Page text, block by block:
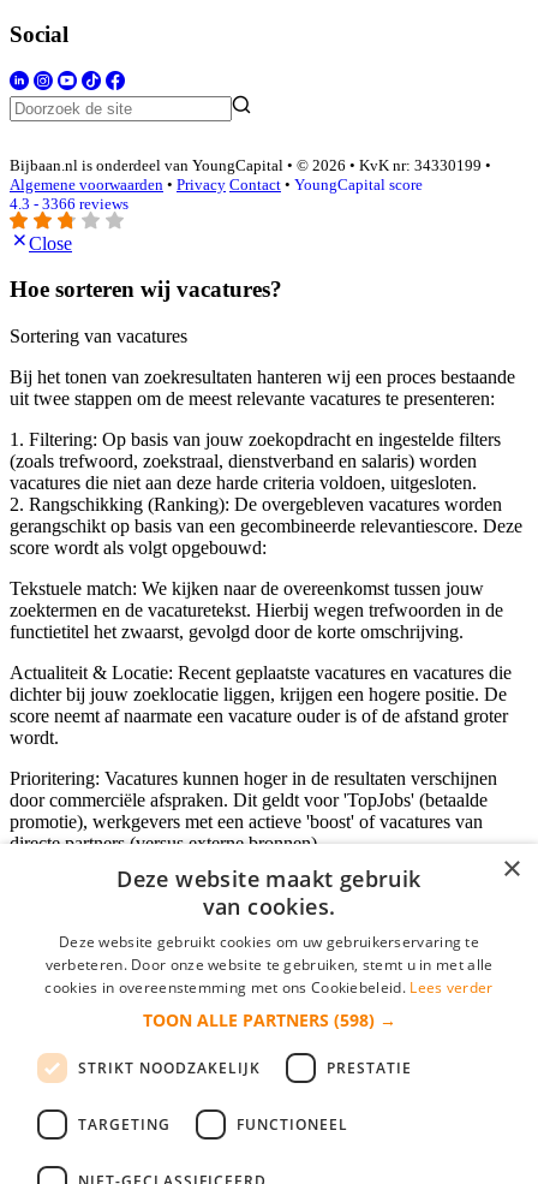
Social
Bijbaan.nl is onderdeel van YoungCapital • © 2026 • KvK nr: 34330199 •
Algemene voorwaarden • Privacy Contact • YoungCapital score
4.3 - 3366 reviews
Close
Hoe sorteren wij vacatures?
Sortering van vacatures
Bij het tonen van zoekresultaten hanteren wij een proces bestaande
uit twee stappen om de meest relevante vacatures te presenteren:
1. Filtering: Op basis van jouw zoekopdracht en ingestelde filters
(zoals trefwoord, zoekstraal, dienstverband en salaris) worden
vacatures die niet aan deze harde criteria voldoen, uitgesloten.
2. Rangschikking (Ranking): De overgebleven vacatures worden
gerangschikt op basis van een gecombineerde relevantiescore. Deze
score wordt als volgt opgebouwd:
Tekstuele match: We kijken naar de overeenkomst tussen jouw
zoektermen en de vacaturetekst. Hierbij wegen trefwoorden in de
functietitel het zwaarst, gevolgd door de korte omschrijving.
Actualiteit & Locatie: Recent geplaatste vacatures en vacatures die
dichter bij jouw zoeklocatie liggen, krijgen een hogere positie. De
score neemt af naarmate een vacature ouder is of de afstand groter
wordt.
Prioritering: Vacatures kunnen hoger in de resultaten verschijnen
door commerciële afspraken. Dit geldt voor 'TopJobs' (betaalde
promotie), werkgevers met een actieve 'boost' of vacatures van
directe partners (versus externe bronnen).
Inloggen als bedrijf
*
login gegevens onthouden
login
Bedrijf aanmelden
×
Deze website maakt gebruik
van cookies.
Deze website gebruikt cookies om uw gebruikerservaring te
verbeteren. Door onze website te gebruiken, stemt u in met alle
cookies in overeenstemming met ons Cookiebeleid. Lees verder
TOON ALLE PARTNERS (598) →
STRIKT NOODZAKELIJK PRESTATIE
TARGETING FUNCTIONEEL